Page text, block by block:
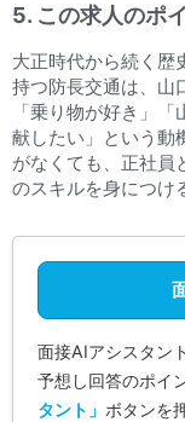
5. この求人のポ
大正時代から続く歴
持つ防長交通は、山
「乗り物が好き」
献したい」という動
がなくても、正社員
のスキルを身につけ
面接AIアシスタン
予想し回答のポイ
タント」 ボタンを